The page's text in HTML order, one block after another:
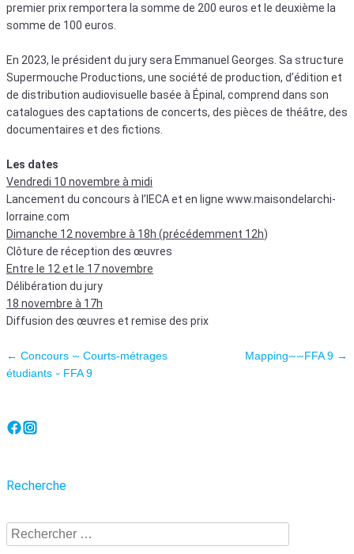
premier prix remportera la somme de 200 euros et le deuxième la
somme de 100 euros.
En 2023, le président du jury sera Emmanuel Georges. Sa structure
Supermouche Productions, une société de production, d’édition et
de distribution audiovisuelle basée à Épinal, comprend dans son
catalogues des captations de concerts, des pièces de théâtre, des
documentaires et des fictions.
Les dates
Vendredi 10 novembre à midi
Lancement du concours à l’IECA et en ligne www.maisondelarchi-
lorraine.com
Dimanche 12 novembre à 18h (précédemment 12h)
Clôture de réception des œuvres
Entre le 12 et le 17 novembre
Délibération du jury
18 novembre à 17h
Diffusion des œuvres et remise des prix
Navigation des articles
← Concours ⏖ Courts-métrages
étudiants ⏑ FFA 9
Mapping⏖⏖FFA 9 →
Recherche
Recherche